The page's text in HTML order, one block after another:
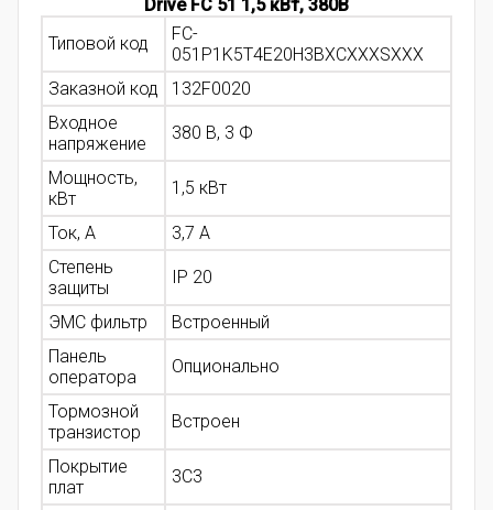
Drive FC 51 1,5 кВт, 380В
Типовой код
FC-
051P1K5T4E20H3BXCXXXSXXX
Заказной код
132F0020
Входное
напряжение
380 В, 3 Ф
Мощность,
кВт
1,5 кВт
Ток, А
3,7 А
Степень
защиты
IP 20
ЭМС фильтр
Встроенный
Панель
оператора
Опционально
Тормозной
транзистор
Встроен
Покрытие
плат
3С3